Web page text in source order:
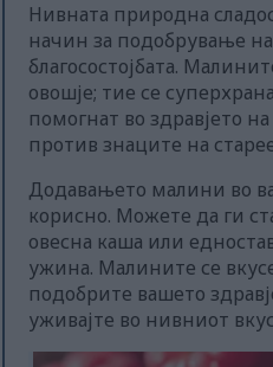
Нивната природна
начин за подобрување на
благосостојбата.
овошје; тие се
помогнат во здравјето
против знаците на
Додавањето малини во
корисно. Можете да ги
овесна каша или
ужина. Малините се
подобрите вашето
уживајте во нивниот